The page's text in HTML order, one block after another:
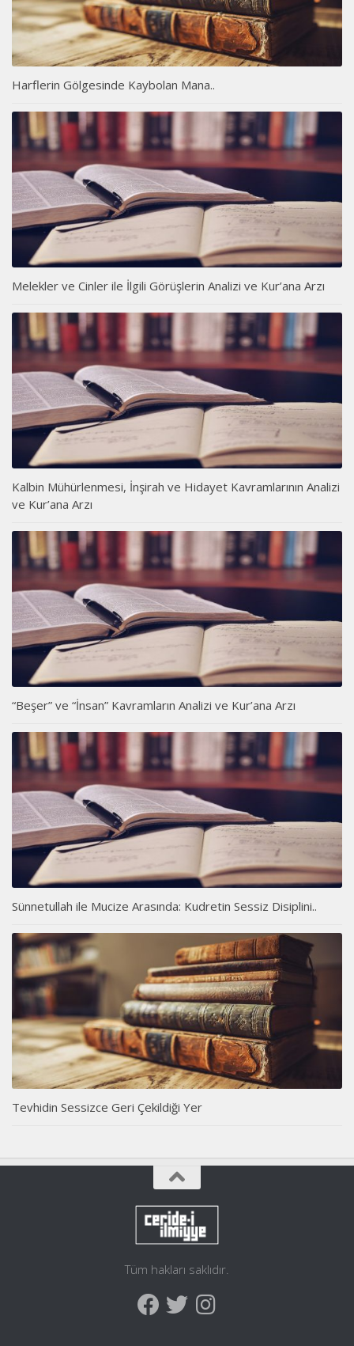
Harflerin Gölgesinde Kaybolan Mana..
Melekler ve Cinler ile İlgili Görüşlerin Analizi ve Kur’ana Arzı
Kalbin Mühürlenmesi, İnşirah ve Hidayet Kavramlarının Analizi
ve Kur’ana Arzı
“Beşer” ve “İnsan” Kavramların Analizi ve Kur’ana Arzı
Sünnetullah ile Mucize Arasında: Kudretin Sessiz Disiplini..
Tevhidin Sessizce Geri Çekildiği Yer
Tüm hakları saklıdır.